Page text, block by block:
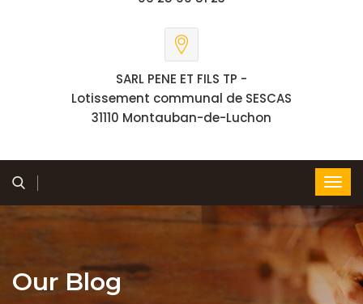
SARL PENE ET FILS TP -
Lotissement communal de SESCAS
31110 Montauban-de-Luchon
Our Blog